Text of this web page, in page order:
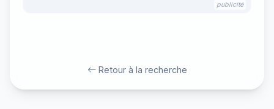
publicité
Retour à la recherche